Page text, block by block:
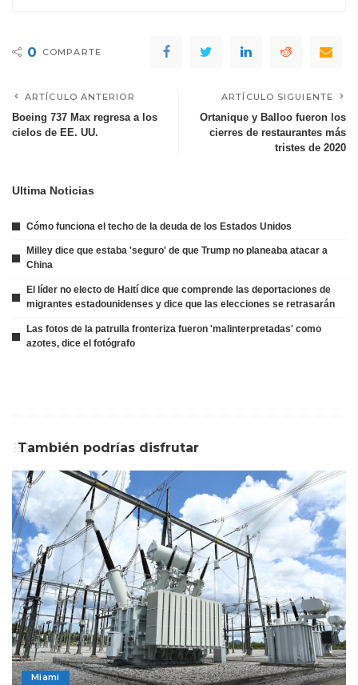
0 COMPARTE
ARTÍCULO ANTERIOR
Boeing 737 Max regresa a los
cielos de EE. UU.
ARTÍCULO SIGUIENTE
Ortanique y Balloo fueron los
cierres de restaurantes más
tristes de 2020
Ultima Noticias
Cómo funciona el techo de la deuda de los Estados Unidos
Milley dice que estaba 'seguro' de que Trump no planeaba atacar a
China
El líder no electo de Haití dice que comprende las deportaciones de
migrantes estadounidenses y dice que las elecciones se retrasarán
Las fotos de la patrulla fronteriza fueron 'malinterpretadas' como
azotes, dice el fotógrafo
También podrías disfrutar
Miami